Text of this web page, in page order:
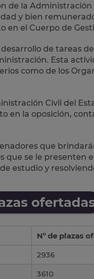
de la
y bien
el Cuerpo de
de tareas
Esta
como de los
Civil del
en la oposición,
que
que se le presenten
estudio y
Nº de plazas
2936
3610